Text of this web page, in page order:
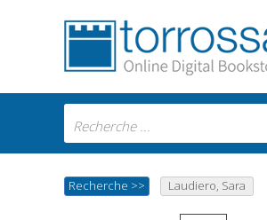
Recherche >> Laudiero, Sara